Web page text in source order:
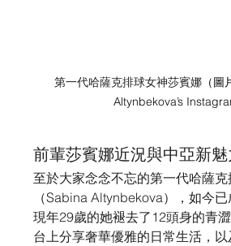
第一代哈薩克排球女神莎賓娜（圖
Altynbekova’s
前輩莎賓娜近況與中亞新魅
至於大家念念不忘的第一代哈薩
（Sabina Altynbekova），如今已
現年29歲的她褪去了12頭身的青
台上分享奢華優雅的日常生活，